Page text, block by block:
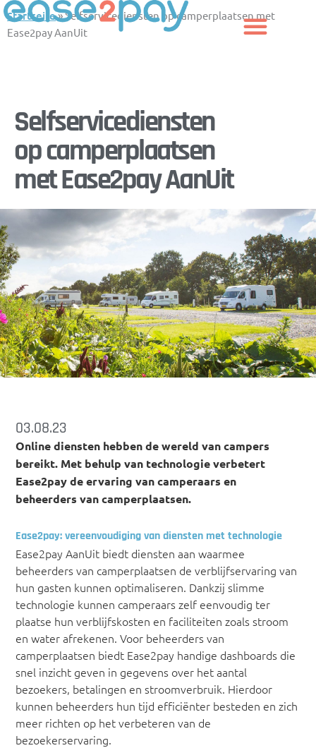
Zum
Inhalt
springen
Startseite»Selfservicediensten op camperplaatsen met
Ease2pay AanUit
Selfservicediensten
op camperplaatsen
met Ease2pay AanUit
03.08.23
Online diensten hebben de wereld van campers
bereikt. Met behulp van technologie verbetert
Ease2pay de ervaring van camperaars en
beheerders van camperplaatsen.
Ease2pay: vereenvoudiging van diensten met technologie
Ease2pay AanUit biedt diensten aan waarmee
beheerders van camperplaatsen de verblijfservaring van
hun gasten kunnen optimaliseren. Dankzij slimme
technologie kunnen camperaars zelf eenvoudig ter
plaatse hun verblijfskosten en faciliteiten zoals stroom
en water afrekenen. Voor beheerders van
camperplaatsen biedt Ease2pay handige dashboards die
snel inzicht geven in gegevens over het aantal
bezoekers, betalingen en stroomverbruik. Hierdoor
kunnen beheerders hun tijd efficiënter besteden en zich
meer richten op het verbeteren van de
bezoekerservaring.